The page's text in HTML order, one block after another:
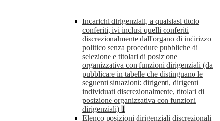
Incarichi dirigenziali, a qualsiasi titolo
conferiti, ivi inclusi quelli conferiti
discrezionalmente dall'organo di indirizzo
politico senza procedure pubbliche di
selezione e titolari di posizione
organizzativa con funzioni dirigenziali (da
pubblicare in tabelle che distinguano le
seguenti situazioni: dirigenti, dirigenti
individuati discrezionalmente, titolari di
posizione organizzativa con funzioni
dirigenziali) 1
Elenco posizioni dirigenziali discrezionali